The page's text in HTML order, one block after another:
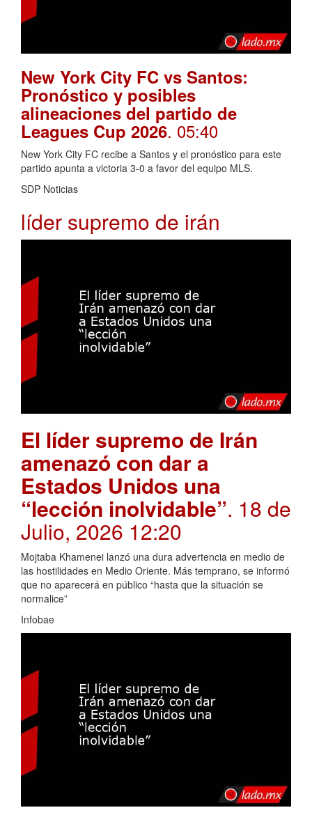
New York City FC vs Santos:
Pronóstico y posibles
alineaciones del partido de
Leagues Cup 2026. 05:40
New York City FC recibe a Santos y el pronóstico para este
partido apunta a victoria 3-0 a favor del equipo MLS.
SDP Noticias
líder supremo de irán
El líder supremo de Irán
amenazó con dar a
Estados Unidos una
“lección inolvidable”. 18 de
Julio, 2026 12:20
Mojtaba Khamenei lanzó una dura advertencia en medio de
las hostilidades en Medio Oriente. Más temprano, se informó
que no aparecerá en público “hasta que la situación se
normalice”
Infobae